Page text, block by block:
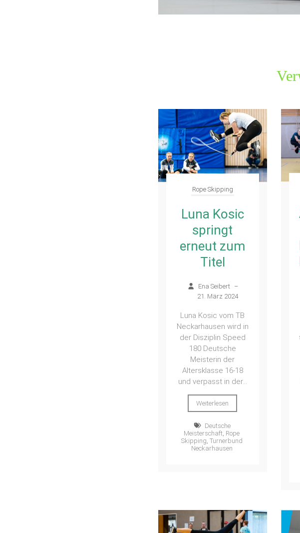
Rope Skipping
Luna Kosic
springt
erneut zum
Titel
Ena Seibert
–
21. März 2024
Luna Kosic vom TB
Neckarhausen wird in
der Disziplin Speed
180 Deutsche
Meisterin der
Altersklasse 16-18
und verpasst in der...
Weiterlesen
Deutsche
Meisterschaft Rope
Skipping Turnerbund
Neckarhausen